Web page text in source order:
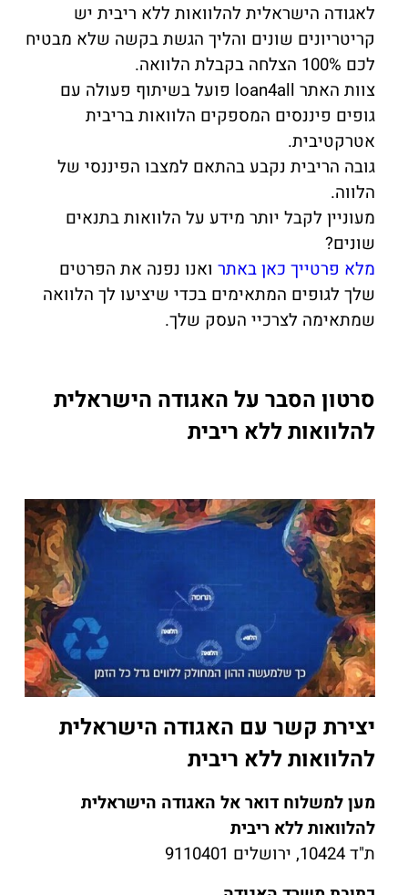
לאגודה הישראלית להלוואות ללא ריבית יש
קריטריונים שונים והליך הגשת בקשה שלא מבטיח
לכם 100% הצלחה בקבלת הלוואה.
צוות האתר loan4all פועל בשיתוף פעולה עם
גופים פיננסים המספקים הלוואות בריבית
אטרקטיבית.
גובה הריבית נקבע בהתאם למצבו הפיננסי של
הלווה.
מעוניין לקבל יותר מידע על הלוואות בתנאים
שונים?
מלא פרטייך כאן באתר ואנו נפנה את הפרטים
שלך לגופים המתאימים בכדי שיציעו לך הלוואה
שמתאימה לצרכיי העסק שלך.
סרטון הסבר על האגודה הישראלית
להלוואות ללא ריבית
יצירת קשר עם האגודה הישראלית
להלוואות ללא ריבית
מען למשלוח דואר אל האגודה הישראלית
להלוואות ללא ריבית
ת"ד 10424, ירושלים 9110401